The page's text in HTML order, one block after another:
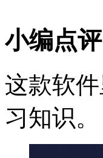
小编点评
这款软
习知识。